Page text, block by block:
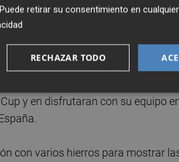
miembro y que su decisión es
intentar ganar "lo máximo que
y en disfrutaran con su equipo
con varios hierros para mostrar
retirar su consentimiento en
RECHAZAR TODO